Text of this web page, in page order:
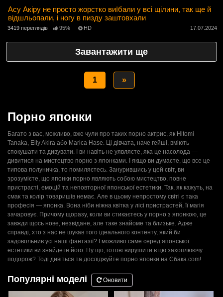
Асу Акіру не просто жорстко виїбали у всі щілини, так ще й
відшльопали, і ногу в пизду заштовхали
3419 переглядів 95% HD 17.07.2024
Завантажити ще
1 »
Порно японки
Багато з вас, можливо, вже чули про таких порно актрис, як Hitomi
Tanaka, Elly Akira або Marica Hase. Ці дівчата, наче гейші, вміють
спокушати та дивувати. І ви навіть не уявляєте, яка це насолода —
дивитися на мистецтво порно з японками. І якщо ви думаєте, що все це
типова полуничка, то помиляєтесь. Занурившись у цей світ, ви
зрозумієте, що японки порно являють собою мистецтво, повне
пристрасті, емоцій та неповторної японської естетики. Так, як кажуть, на
смак та колір товаришів немає. Але в цьому непростому світі є така
професія — японка. Вона ніби ніжна квітка у лісі пристрастей, її магія
зачаровує. Причому щоразу, коли ви стикаєтесь у порно з японкою, це
завжди щось нове, незвідане, але таке знайоме та близьке. Адже
справді, хто з нас не шукав того ідеального контенту, який би
задовольнив усі наші фантазії? І можливо саме серед японської
естетики ви знайдете його. Ну що, готові вирушити в цю захоплюючу
подорож? Тоді дивіться та досліджуйте порно японки на Єбака.com!
Популярні моделі Оновити